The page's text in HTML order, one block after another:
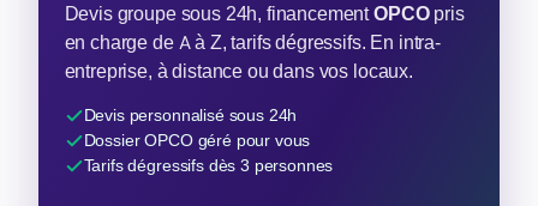
Devis groupe sous 24h, financementOPCOpris
en charge de A à Z, tarifs dégressifs. En intra-
entreprise, à distance ou dans vos locaux.
Devis personnalisé sous 24h
Dossier OPCO géré pour vous
Tarifs dégressifs dès 3 personnes